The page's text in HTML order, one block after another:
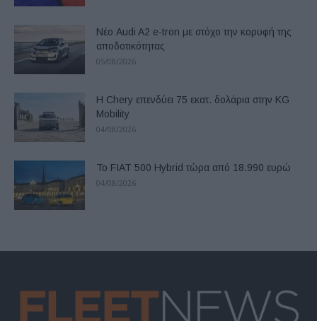
Νέο Audi A2 e-tron με στόχο την κορυφή της
αποδοτικότητας
05/08/2026
Η Chery επενδύει 75 εκατ. δολάρια στην KG
Mobility
04/08/2026
Το FIAT 500 Hybrid τώρα από 18.990 ευρώ
04/08/2026